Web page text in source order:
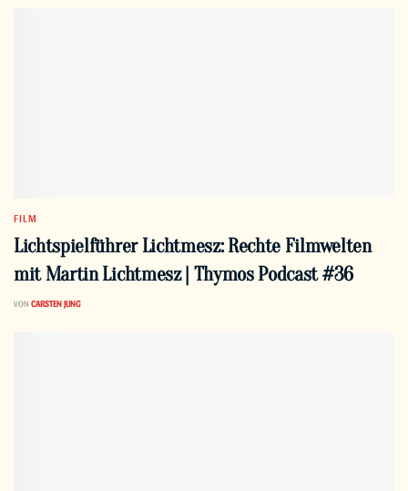
FILM
Lichtspielführer Lichtmesz: Rechte Filmwelten
mit Martin Lichtmesz | Thymos Podcast #36
VON CARSTEN JUNG